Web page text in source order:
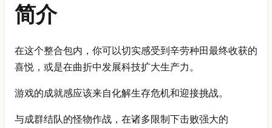
简介
在这个整合包内，你可以切实感受到辛劳种田最终收获的
喜悦，或是在曲折中发展科技扩大生产力。
游戏的成就感应该来自化解生存危机和迎接挑战。
与成群结队的怪物作战，在诸多限制下击败强大的